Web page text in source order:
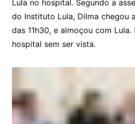
Lula no hospital. Segundo a
do Instituto Lula, Dilma chegou
das 11h30, e almoçou com
hospital sem ser vista.